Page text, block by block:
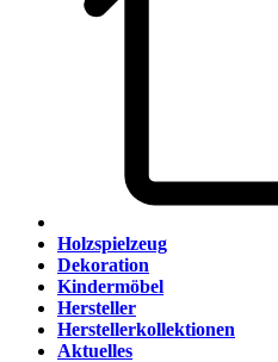
Holzspielzeug
Dekoration
Kindermöbel
Hersteller
Herstellerkollektionen
Aktuelles